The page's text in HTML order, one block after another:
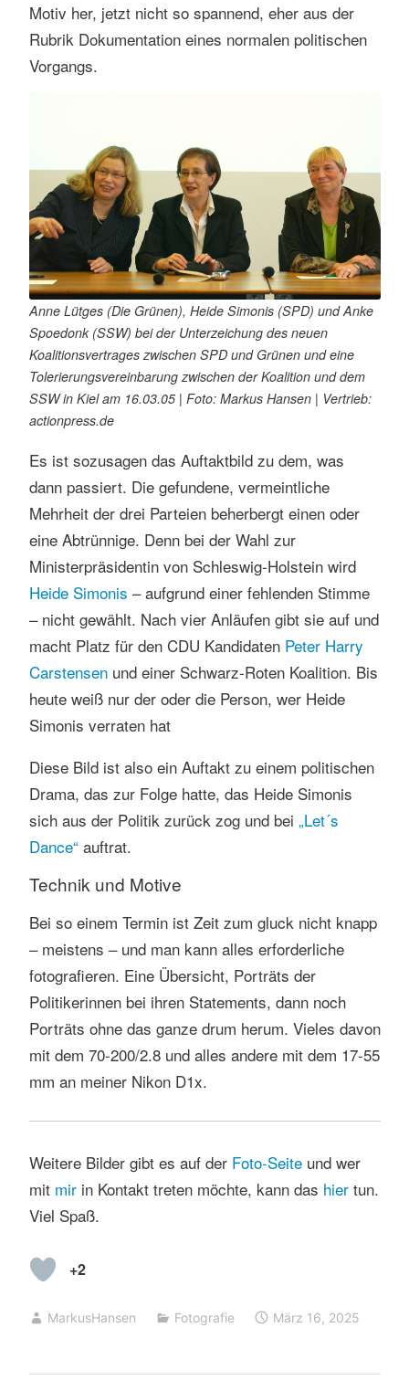
Motiv her, jetzt nicht so spannend, eher aus der
Rubrik Dokumentation eines normalen politischen
Vorgangs.
Anne Lütges (Die Grünen), Heide Simonis (SPD) und Anke
Spoedonk (SSW) bei der Unterzeichung des neuen
Koalitionsvertrages zwischen SPD und Grünen und eine
Tolerierungsvereinbarung zwischen der Koalition und dem
SSW in Kiel am 16.03.05 | Foto: Markus Hansen | Vertrieb:
actionpress.de
Es ist sozusagen das Auftaktbild zu dem, was
dann passiert. Die gefundene, vermeintliche
Mehrheit der drei Parteien beherbergt einen oder
eine Abtrünnige. Denn bei der Wahl zur
Ministerpräsidentin von Schleswig-Holstein wird
Heide Simonis – aufgrund einer fehlenden Stimme
– nicht gewählt. Nach vier Anläufen gibt sie auf und
macht Platz für den CDU Kandidaten Peter Harry
Carstensen und einer Schwarz-Roten Koalition. Bis
heute weiß nur der oder die Person, wer Heide
Simonis verraten hat
Diese Bild ist also ein Auftakt zu einem politischen
Drama, das zur Folge hatte, das Heide Simonis
sich aus der Politik zurück zog und bei „Let´s
Dance“ auftrat.
Technik und Motive
Bei so einem Termin ist Zeit zum gluck nicht knapp
– meistens – und man kann alles erforderliche
fotografieren. Eine Übersicht, Porträts der
Politikerinnen bei ihren Statements, dann noch
Porträts ohne das ganze drum herum. Vieles davon
mit dem 70-200/2.8 und alles andere mit dem 17-55
mm an meiner Nikon D1x.
Weitere Bilder gibt es auf der Foto-Seiteund wer
mit mirin Kontakt treten möchte, kann das hiertun.
Viel Spaß.
+2
MarkusHansen Fotografie
n
t
s
März 16, 2025